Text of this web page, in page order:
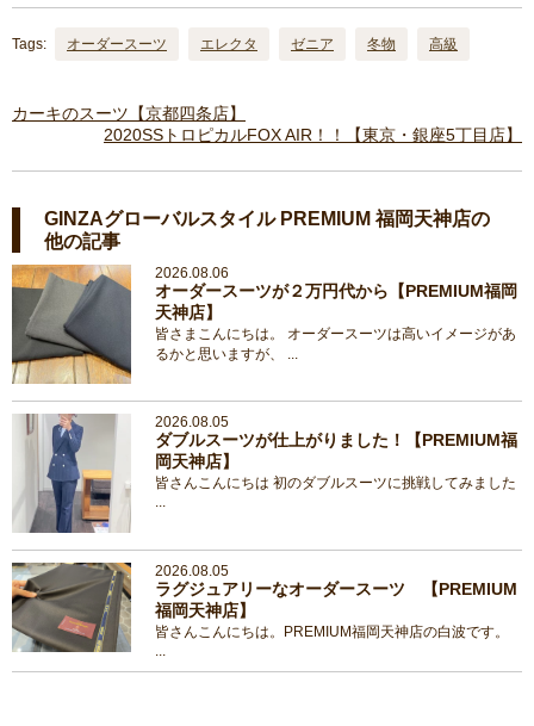
Tags: オーダースーツ エレクタ ゼニア 冬物 高級
カーキのスーツ【京都四条店】
2020SSトロピカルFOX AIR！！【東京・銀座5丁目店】
GINZAグローバルスタイル PREMIUM 福岡天神店の
他の記事
2026.08.06
オーダースーツが２万円代から【PREMIUM福岡
天神店】
皆さまこんにちは。 オーダースーツは高いイメージがあ
るかと思いますが、 ...
2026.08.05
ダブルスーツが仕上がりました！【PREMIUM福
岡天神店】
皆さんこんにちは 初のダブルスーツに挑戦してみました
2026.08.05
ラグジュアリーなオーダースーツ 【PREMIUM
福岡天神店】
皆さんこんにちは。PREMIUM福岡天神店の白波です。